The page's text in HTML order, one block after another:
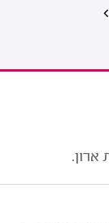
ארון.